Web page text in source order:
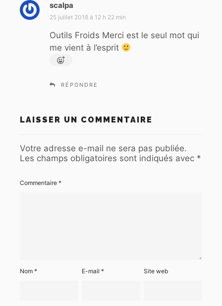
scalpa
i
:
25 juillet 2018 à 12 h 22 min
Outils Froids Merci est le seul mot qui
me vient à l’esprit
RÉPONDRE
LAISSER UN COMMENTAIRE
Votre adresse e-mail ne sera pas publiée.
Les champs obligatoires sont indiqués avec *
Commentaire *
Nom * E-mail* Site web